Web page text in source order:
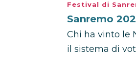
Festival di
Sanremo
Chi ha vinto le
il sistema di